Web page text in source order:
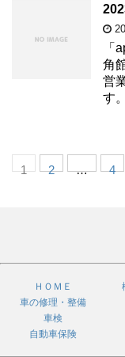
「
角
営
す
1 2 … 4
ＨＯＭＥ
車の修理・整備
車検
自動車保険